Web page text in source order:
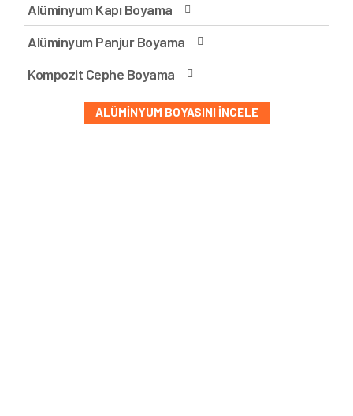
Alüminyum Kapı Boyama
Alüminyum Panjur Boyama
Kompozit Cephe Boyama
ALÜMINYUM BOYASINI İNCELE